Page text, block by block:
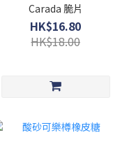
Carada 脆片
HK$16.80
HK$18.00